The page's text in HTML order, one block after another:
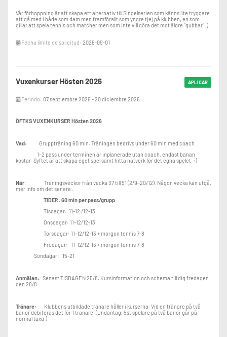
Vår förhoppning är att skapa ett alternativ till Singelserien som känns lite tryggare
att gå med i både som dam men framförallt som yngre tjej på klubben, en som
gillar att spela tennis och matcher men som inte vill göra det mot äldre "gubbar" ;)
Fecha límite de solicitud: 2026-09-01
APLICAR
Vuxenkurser Hösten 2026
Periodo: 07 septiembre 2026 - 20 diciembre 2026
ÖFTKS VUXENKURSER Hösten 2026
Vad:
Gruppträning 60 min. Träningen bedrivs under 60 min med coach
1–2 pass under terminen är inplanerade utan coach, endast banan
kostar. Syftet är att skapa eget spel samt hitta nätverk för det egna spelet. :)
När: Träningsveckor från vecka 37 till 51 (2/9–20/12). Någon vecka kan utgå,
mer info om det senare .
TIDER: 60 min per pass/grupp
Tisdagar: 11-12 /12-13
Onsdagar: 11-12/12-13
Torsdagar: 11-12/12-13 + morgon tennis 7-8
Fredagar: 11-12/12-13 + morgon tennis 7-8
Söndagar: 15-21
Anmälan: Senast TISDAGEN 25/8. Kursinformation och schema till dig fredagen
den 28/8
Tränare: Klubbens utbildade tränare håller i kurserna. Vid en tränare på två
banor debiteras det för 1 tränare. (Undantag, 5st spelare på två banor går på
normal taxa.)